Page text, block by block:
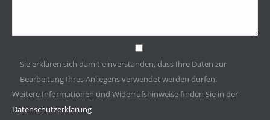
Sie erklären sich damit einverstanden, dass Ihre Daten zur
Bearbeitung Ihres Anliegens verwendet werden dürfen.
Weitere Informationen und Widerrufshinweise finden Sie in der
Datenschutzerklärung